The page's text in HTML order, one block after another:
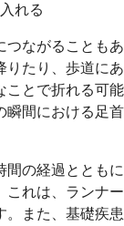
れる
つながることもあ
りたり、歩道にあ
ことで折れる可能
瞬間における足首
間の経過とともに
これは、ランナー
。また、基礎疾患